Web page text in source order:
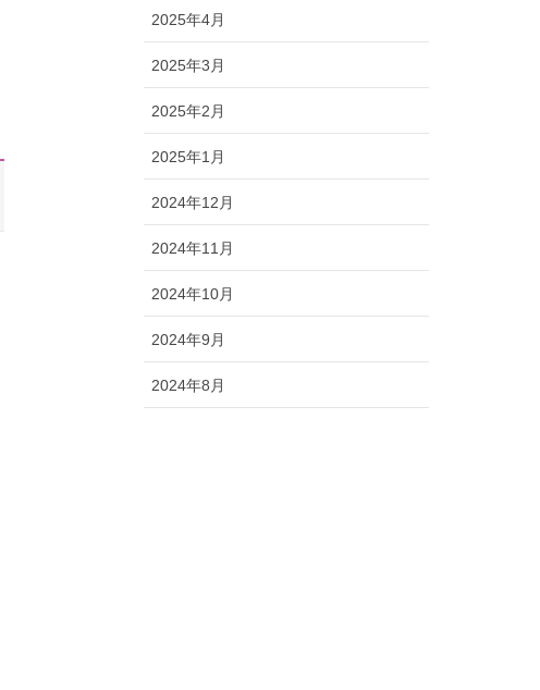
2025年4月
2025年3月
2025年2月
2025年1月
2024年12月
2024年11月
2024年10月
2024年9月
2024年8月